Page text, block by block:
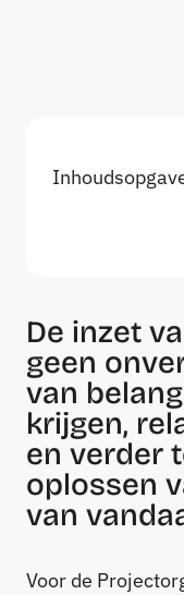
De inzet
geen
van
krijgen,
en verder
oplossen
van
Voor de